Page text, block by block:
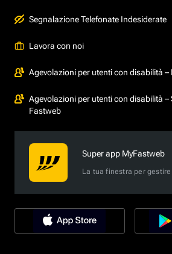
Segnalazione Telefonate Indesiderate
Lavora con noi
Agevolazioni per utenti con disabilità –
Agevolazioni per utenti con disabilità –
Fastweb
Super app MyFastweb
La tua finestra per